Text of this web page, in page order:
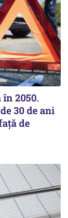
2050.
30 de ani
de